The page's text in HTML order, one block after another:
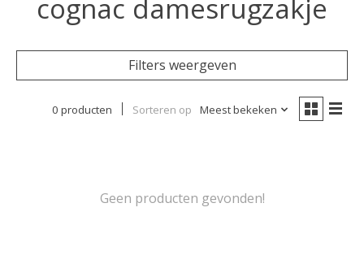
cognac damesrugzakje
Filters weergeven
0 producten Sorteren op Meest bekeken
Geen producten gevonden!